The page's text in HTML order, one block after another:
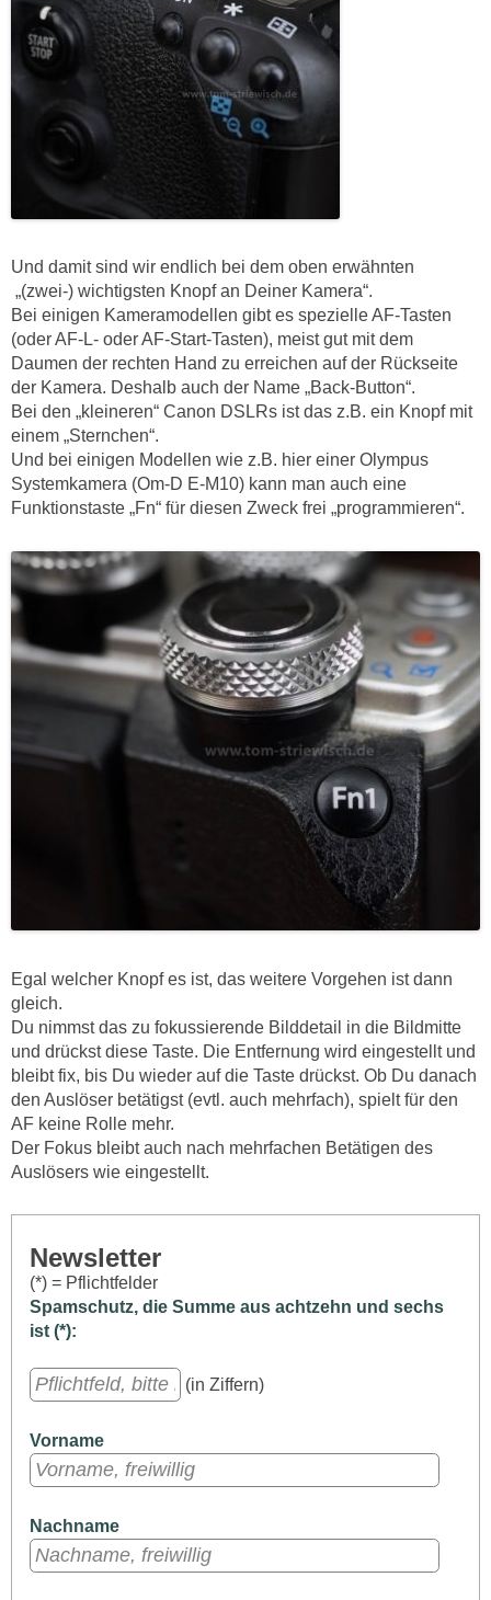
Und damit sind wir endlich bei dem oben erwähnten
„(zwei-) wichtigsten Knopf an Deiner Kamera“.
Bei einigen Kameramodellen gibt es spezielle AF-Tasten
(oder AF-L- oder AF-Start-Tasten), meist gut mit dem
Daumen der rechten Hand zu erreichen auf der Rückseite
der Kamera. Deshalb auch der Name „Back-Button“.
Bei den „kleineren“ Canon DSLRs ist das z.B. ein Knopf mit
einem „Sternchen“.
Und bei einigen Modellen wie z.B. hier einer Olympus
Systemkamera (Om-D E-M10) kann man auch eine
Funktionstaste „Fn“ für diesen Zweck frei „programmieren“.
Egal welcher Knopf es ist, das weitere Vorgehen ist dann
gleich.
Du nimmst das zu fokussierende Bilddetail in die Bildmitte
und drückst diese Taste. Die Entfernung wird eingestellt und
bleibt fix, bis Du wieder auf die Taste drückst. Ob Du danach
den Auslöser betätigst (evtl. auch mehrfach), spielt für den
AF keine Rolle mehr.
Der Fokus bleibt auch nach mehrfachen Betätigen des
Auslösers wie eingestellt.
Newsletter
(*) = Pflichtfelder
Spamschutz, die Summe aus achtzehn und sechs
ist (*):
(in Ziffern)
Vorname
Nachname